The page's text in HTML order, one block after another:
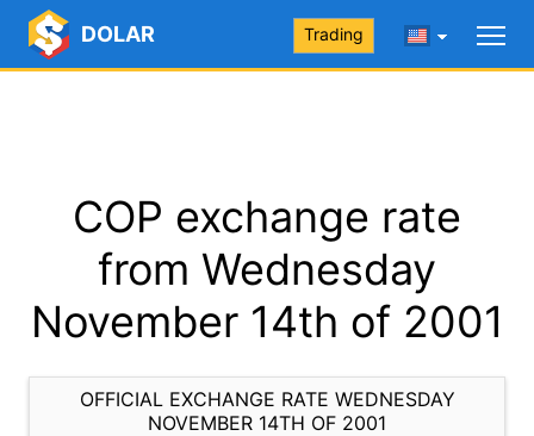
DOLAR Trading
COP exchange rate
from Wednesday
November 14th of 2001
OFFICIAL EXCHANGE RATE WEDNESDAY
NOVEMBER 14TH OF 2001